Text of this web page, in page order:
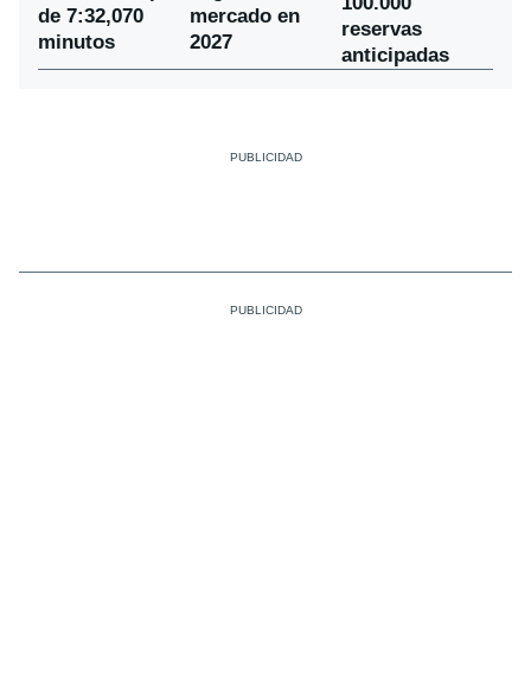
de 7:32,070
minutos
mercado en
2027
reservas
anticipadas